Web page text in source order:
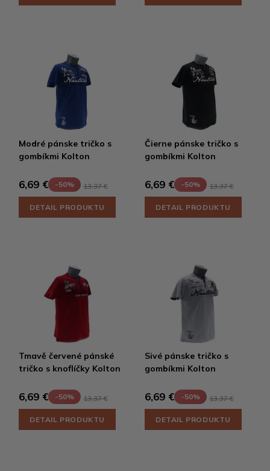
Modré pánske tričko s
gombíkmi Kolton
6,69 € -50% 13,37 €
DETAIL PRODUKTU
Čierne pánske tričko s
gombíkmi Kolton
6,69 € -50% 13,37 €
DETAIL PRODUKTU
Tmavě červené pánské
tričko s knoflíčky Kolton
6,69 € -50% 13,37 €
DETAIL PRODUKTU
Sivé pánske tričko s
gombíkmi Kolton
6,69 € -50% 13,37 €
DETAIL PRODUKTU